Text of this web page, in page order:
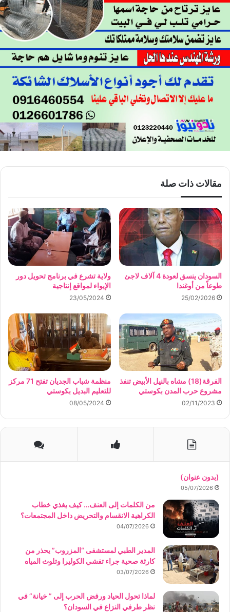
مقالات ذات صلة
السودان ينسق لعودة 4 آلاف لاجئ
طوعاً من أوغندا
25/02/2026
ولاية تشرع في برنامج تحويل دور
الإيواء لمواقع إنتاجية
23/05/2024
الفرقة(18) مشاه بالنيل الأبيض تنفذ
مشروع حرب المدن بكوستي
02/11/2023
منظمة شباب الجديان تفتح 71 مركز
للتعليم البديل بكوستي
08/05/2024
(بدون عنوان)
05/07/2026
من الكلمات إلى العنف… كيف يغذي خطاب
الكراهية الانقسام والتحريض داخل المجتمعات؟
04/07/2026
المدير الطبي لمستشفى “المزروب” يحذر من
كارثة صحية جراء تفشي الكوليرا وتلوث المياه
03/07/2026
لماذا تحول الحياد ورفض الحرب إلى ” خيانة” في
نظر طرفي النزاع في السودان؟